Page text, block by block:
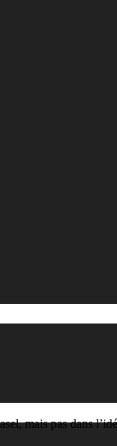
mais pas dans